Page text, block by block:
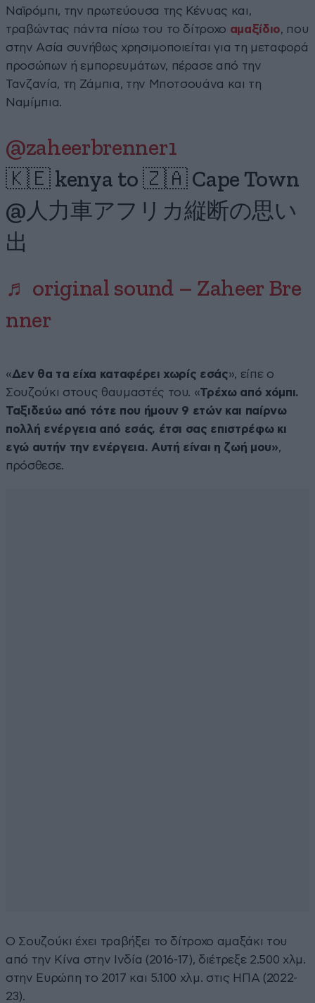
Ναϊρόμπι, την πρωτεύουσα της Κένυας και,
τραβώντας πάντα πίσω του το δίτροχο αμαξίδιο, που
στην Ασία συνήθως χρησιμοποιείται για τη μεταφορά
προσώπων ή εμπορευμάτων, πέρασε από την
Τανζανία, τη Ζάμπια, την Μποτσουάνα και τη
Ναμίμπια.
@zaheerbrenner1
🇰🇪 kenya to 🇿🇦 Cape Town
@人力車アフリカ縦断の思い
出
♬ original sound – Zaheer Bre
nner
«Δεν θα τα είχα καταφέρει χωρίς εσάς», είπε ο
Σουζούκι στους θαυμαστές του. «Τρέχω από χόμπι.
Ταξιδεύω από τότε που ήμουν 9 ετών και παίρνω
πολλή ενέργεια από εσάς, έτσι σας επιστρέφω κι
εγώ αυτήν την ενέργεια. Αυτή είναι η ζωή μου»,
πρόσθεσε.
Ο Σουζούκι έχει τραβήξει το δίτροχο αμαξάκι του
από την Κίνα στην Ινδία (2016-17), διέτρεξε 2.500 χλμ.
στην Ευρώπη το 2017 και 5.100 χλμ. στις ΗΠΑ (2022-
23).